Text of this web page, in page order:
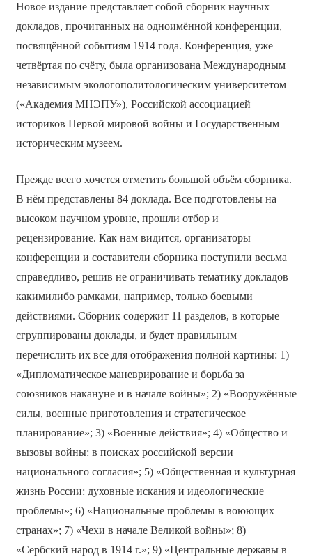
Новое издание представляет собой сборник научных
докладов, прочитанных на одноимённой конференции,
посвящённой событиям 1914 года. Конференция, уже
четвёртая по счёту, была организована Международным
независимым эколого­политологическим университетом
(«Академия МНЭПУ»), Российской ассоциацией
историков Первой мировой войны и Государственным
историческим музеем.
Прежде всего хочется отметить большой объём сборника.
В нём представлены 84 доклада. Все подготовлены на
высоком научном уровне, прошли отбор и
рецензирование. Как нам видится, организаторы
конференции и составители сборника поступили весьма
справедливо, решив не ограничивать тематику докладов
какими­либо рамками, например, только боевыми
действиями. Сборник содержит 11 разделов, в которые
сгруппированы доклады, и будет правильным
перечислить их все для отображения полной картины: 1)
«Дипломатическое маневрирование и борьба за
союзников накануне и в начале войны»; 2) «Вооружённые
силы, военные приготовления и стратегическое
планирование»; 3) «Военные действия»; 4) «Общество и
вызовы войны: в поисках российской версии
национального согласия»; 5) «Общественная и культурная
жизнь России: духовные искания и идеологические
проблемы»; 6) «Национальные проблемы в воюющих
странах»; 7) «Чехи в начале Великой войны»; 8)
«Сербский народ в 1914 г.»; 9) «Центральные державы в